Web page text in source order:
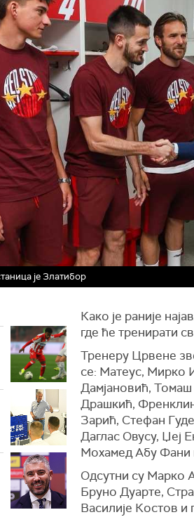
је Златибор
Како је раније
где ће тренирати
Тренеру Црвене
се: Матеус, Мирко
Дамјановић,
Драшкић,
Зарић, Стефан
Даглас Овусу, Џеј
Мохамед Абу Фани
Одсутни су Марко
Бруно Дуарте,
Василије Костов